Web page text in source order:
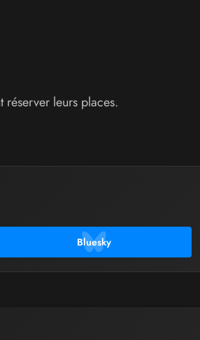
leurs places.
Bluesky